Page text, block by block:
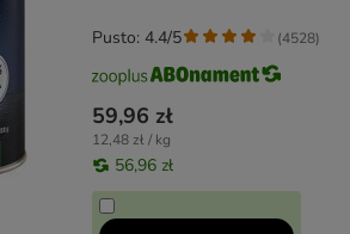
59,96 zł
12,48 zł / kg
56,96 zł
Pusto: 4.4/5 (4528)